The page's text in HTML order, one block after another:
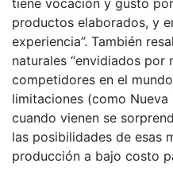
productos elaborados, y
experiencia”. También
naturales “envidiados por
competidores en el
limitaciones (como
cuando vienen se
las posibilidades de esas
producción a bajo costo